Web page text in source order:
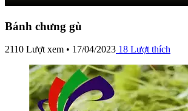
Bánh chưng gù
2110 Lượt xem • 17/04/2023 18 Lượt thích